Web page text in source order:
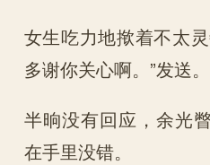
女生吃力地揿着不太灵
多谢你关心啊。”发送。
半晌没有回应，余光
在手里没错。